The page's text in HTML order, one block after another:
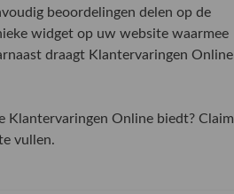
beoordelingen delen op de
widget op uw website waarmee
draagt Klantervaringen Online
Online biedt? Claim
vullen.